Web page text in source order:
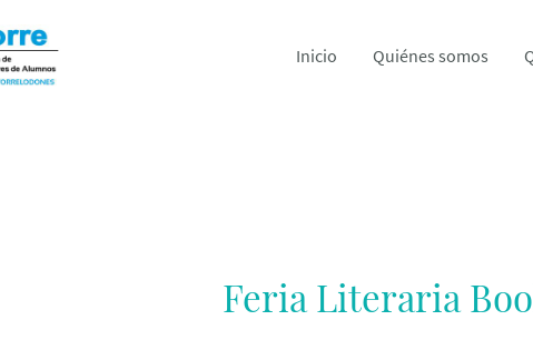
Inicio Quiénes somos
Feria Literaria